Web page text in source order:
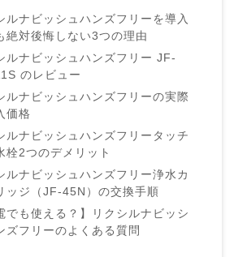
ルナビッシュハンズフリーを導入
絶対後悔しない3つの理由
ルナビッシュハンズフリー JF-
のレビュー
ルナビッシュハンズフリーの実際
価格
ルナビッシュハンズフリータッチ
栓2つのデメリット
ルナビッシュハンズフリー浄水カ
ッジ（JF-45N）の交換手順
でも使える？】リクシルナビッシ
ズフリーのよくある質問